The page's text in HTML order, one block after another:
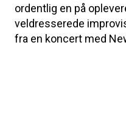
ordentlig en på
veldresserede
fra en koncert med